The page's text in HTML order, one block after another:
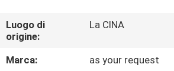
CIRCA
NOI
Luogo di
origine:
La CINA
Marca:
as your request